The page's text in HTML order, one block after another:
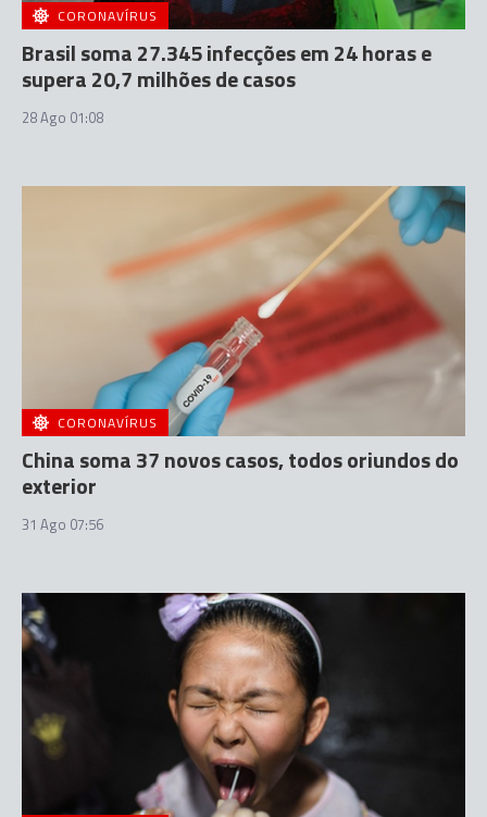
CORONAVÍRUS
Brasil soma 27.345 infecções em 24 horas e
supera 20,7 milhões de casos
28 Ago 01:08
CORONAVÍRUS
China soma 37 novos casos, todos oriundos do
exterior
31 Ago 07:56